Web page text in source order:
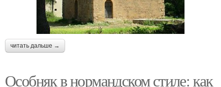
читать дальше →
Особняк в нормандском стиле: как